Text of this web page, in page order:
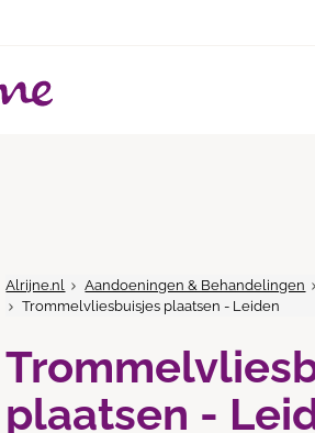
Alrijne.nl Aandoeningen & Behandelingen
Trommelvliesbuisjes plaatsen - Leiden
plaatsen -